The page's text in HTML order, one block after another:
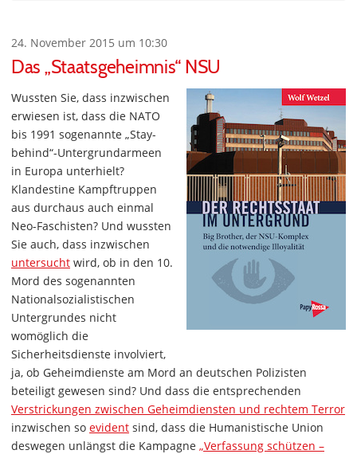
24. November 2015 um 10:30
Das „Staatsgeheimnis“ NSU
Wussten Sie, dass inzwischen
erwiesen ist, dass die NATO
bis 1991 sogenannte „Stay-
behind“-Untergrundarmeen
in Europa unterhielt?
Klandestine Kampftruppen
aus durchaus auch einmal
Neo-Faschisten? Und wussten
Sie auch, dass inzwischen
untersucht wird, ob in den 10.
Mord des sogenannten
Nationalsozialistischen
Untergrundes nicht
womöglich die
Sicherheitsdienste involviert,
ja, ob Geheimdienste am Mord an deutschen Polizisten
beteiligt gewesen sind? Und dass die entsprechenden
Verstrickungen zwischen Geheimdiensten und rechtem Terror
inzwischen so evident sind, dass die Humanistische Union
deswegen unlängst die Kampagne „Verfassung schützen –